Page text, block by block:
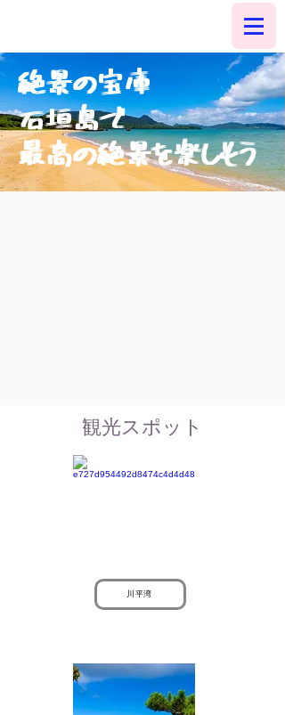
絶景の宝庫
石垣島で
最高の絶景を楽しもう
観光スポット
川平湾